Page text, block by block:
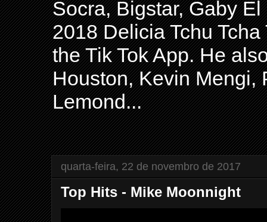
Socra, Bigstar, Gaby
2018 Delicia Tchu
the Tik Tok App. He
Houston, Kevin Mengi,
Lemond...
quarta-feira, 22 de novembro de 2017
Top Hits - Mike Moonnight